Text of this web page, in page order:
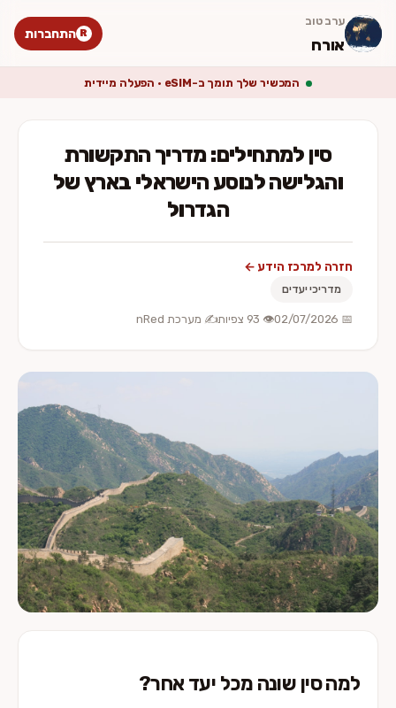
ערב טוב
אורח
R התחברות
המכשיר שלך תומך ב-eSIM · הפעלה מיידית
סין למתחילים: מדריך התקשורת
והגלישה לנוסע הישראלי בארץ של
הגדרול
מדריכי יעדים
📅 02/07/2026 👁️ 93 צפיות ✍️ מערכת nRed
חזרה למרכז הידע ←
למה סין שונה מכל יעד אחר?